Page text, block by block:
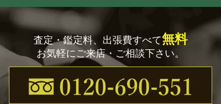
増村 紀一郎
山岸 一男 北村 昭斎
久世久宝 佐々木 象堂
前田 竹房斎 長野 垤志
査定・鑑定料、出張費すべて無料
お気軽にご来店・ご相談下さい。